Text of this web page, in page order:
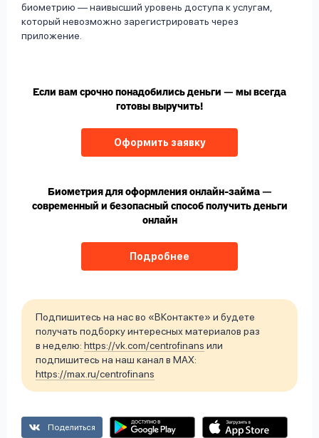
биометрию — наивысший уровень доступа к услугам,
который невозможно зарегистрировать через
приложение.
Если вам срочно понадобились деньги — мы всегда
готовы выручить!
Оформить заявку
Биометрия для оформления онлайн-займа —
современный и безопасный способ получить деньги
онлайн
Подробнее
Подпишитесь на нас во «ВКонтакте» и будете
получать подборку интересных материалов раз
в неделю: https://vk.com/centrofinans или
подпишитесь на наш канал в MAX:
https://max.ru/centrofinans
Поделиться